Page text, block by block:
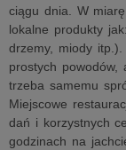
ciągu dnia. W
lokalne produkty
drzemy, miody
prostych powodów,
trzeba samemu
Miejscowe
dań i korzystnych
godzinach na